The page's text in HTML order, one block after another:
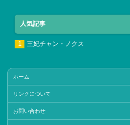
人気記事
王妃チャン・ノクス
ホーム
リンクについて
お問い合わせ